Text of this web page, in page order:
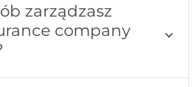
zarządzasz
company